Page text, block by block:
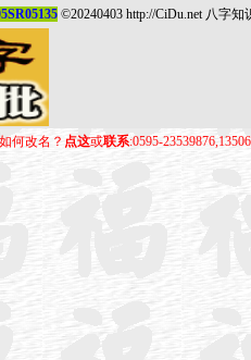
©20240403 http://CiDu.net 八字知
如何改名？ 点这或联系:0595-